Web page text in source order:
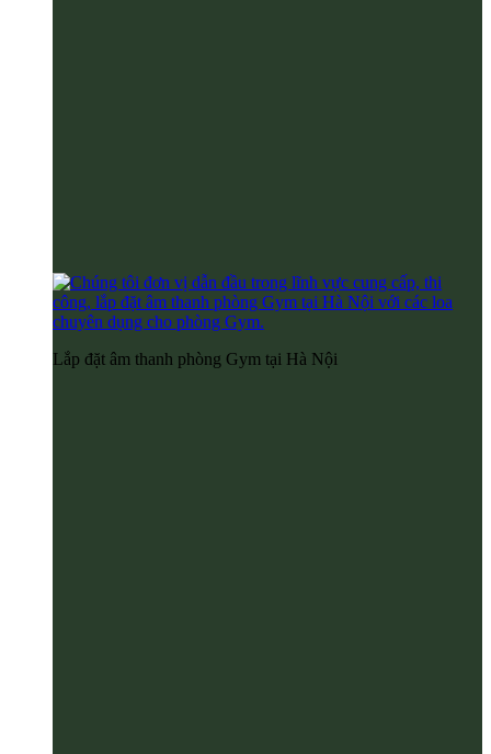
Lắp đặt âm thanh phòng Gym tại Hà Nội